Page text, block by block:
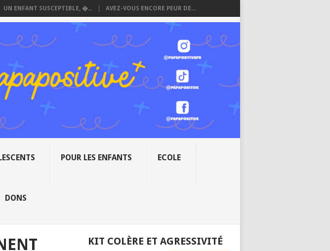
UN ENFANT SUSCEPTIBLE, �... AVEZ-VOUS ENCORE PEUR DE...
POUR LES ENFANTS ECOLE
DONS
KIT COLÈRE ET AGRESSIVITÉ